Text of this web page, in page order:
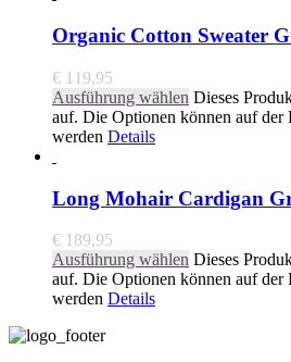
Organic Cotton Sweater
€ 119,95
Ausführung wählen Dieses
auf. Die Optionen können auf der
werden Details
Long Mohair Cardigan
€ 189,95
Ausführung wählen Dieses
auf. Die Optionen können auf der
werden Details